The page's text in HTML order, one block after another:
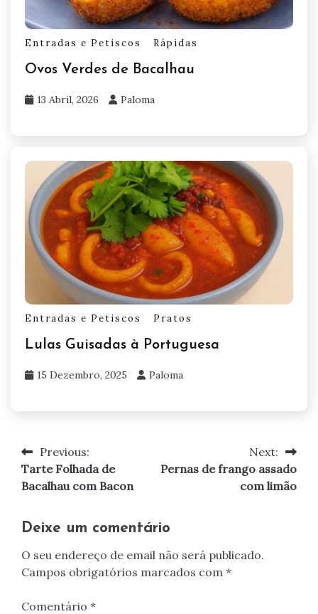
Entradas e Petiscos Rápidas
Ovos Verdes de Bacalhau
13 Abril, 2026 Paloma
Entradas e Petiscos Pratos
Lulas Guisadas à Portuguesa
15 Dezembro, 2025 Paloma
Navegação
de
Previous:
Tarte Folhada de
Bacalhau com Bacon
Next:
Pernas de frango assado
com limão
Deixe um comentário
O seu endereço de email não será publicado.
Campos obrigatórios marcados com *
Comentário *